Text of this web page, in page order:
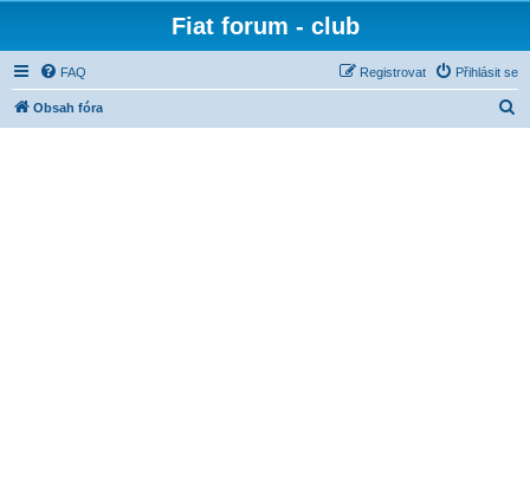
Fiat forum - club
FAQ Přihlásit se
Registrovat
Obsah fóra